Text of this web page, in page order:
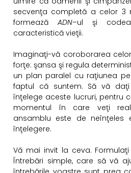
secvenţa completă a celor 3
formează ADN–ul şi
caracteristică vieţii.
Imaginaţi-vă coroborarea
forţe: şansa şi regula
un plan paralel cu raţiunea
faptul că suntem. Să vă
înţelege aceste lucruri, pentru
momentul în care veţi
ansamblu este de neînţeles
înţelegere.
Vă mai invit la ceva.
Întrebări simple, care să vă